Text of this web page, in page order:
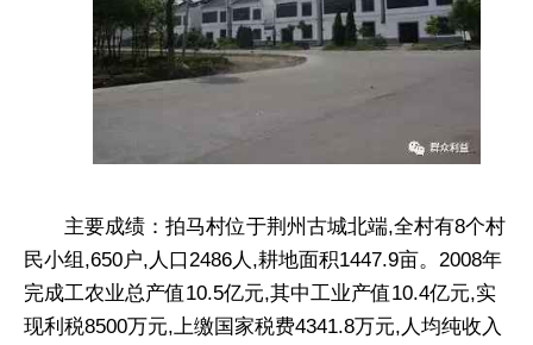
主要成绩：拍马村位于荆州古城北端,全村有8个村
民小组,650户,人口2486人,耕地面积1447.9亩。2008年
完成工农业总产值10.5亿元,其中工业产值10.4亿元,实
现利税8500万元,上缴国家税费4341.8万元,人均纯收入